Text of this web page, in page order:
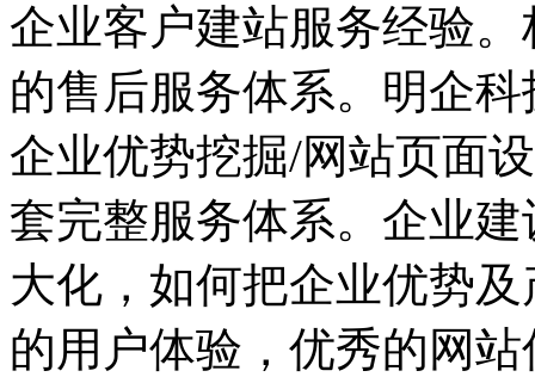
企业客户建站服务经验
的售后服务体系。明企
企业优势挖掘/网站页面
套完整服务体系。企业
大化，如何把企业优势
的用户体验，优秀的网